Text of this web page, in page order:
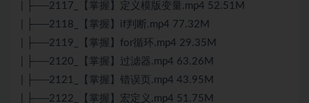
| ├──2117_【掌握】定义模版变量.mp4 52.51M
| ├──2118_【掌握】if判断.mp4 77.32M
| ├──2119_【掌握】for循环.mp4 29.35M
| ├──2120_【掌握】过滤器.mp4 63.26M
| ├──2121_【掌握】错误页.mp4 43.95M
| ├──2122_【掌握】宏定义.mp4 51.75M